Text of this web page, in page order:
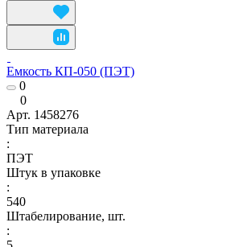
Емкость КП-050 (ПЭТ)
0
0
Арт. 1458276
Тип материала
:
ПЭТ
Штук в упаковке
:
540
Штабелирование, шт.
: